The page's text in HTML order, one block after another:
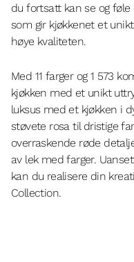
du fortsatt kan se og
som gir kjøkkenet et
høye kvaliteten.
Med 11 farger og 1 573
kjøkken med et unikt
luksus med et kjøkken i
støvete rosa til dristige
overraskende røde
av lek med farger.
kan du realisere din
Collection.